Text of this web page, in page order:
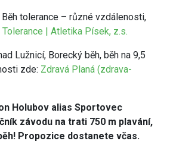
tolerance – různé vzdálenosti,
Tolerance | Atletika Písek, z.s.
Lužnicí, Borecký běh, běh na 9,5
zde: Zdravá Planá (zdrava-
Holubov alias Sportovec
závodu na trati 750 m plavání,
Propozice dostanete včas.